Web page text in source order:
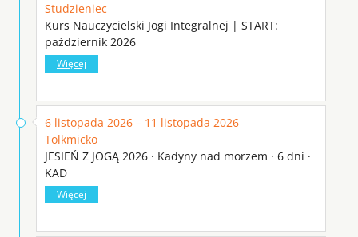
Studzieniec
Kurs Nauczycielski Jogi Integralnej | START:
październik 2026
Więcej
6 listopada 2026 – 11 listopada 2026
Tolkmicko
JESIEŃ Z JOGĄ 2026 · Kadyny nad morzem · 6 dni ·
KAD
Więcej